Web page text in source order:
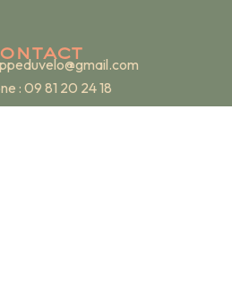
: 09 81 20 24 18
Renan – 69007 Lyon